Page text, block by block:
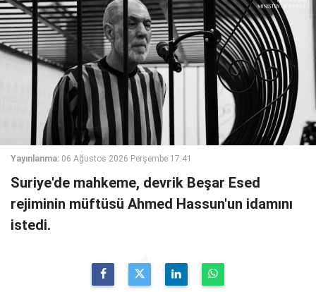
Yayınlanma: 06 Ağustos 2026 Perşembe 17:41
Suriye'de mahkeme, devrik Beşar Esed
rejiminin müftüsü Ahmed Hassun'un idamını
istedi.